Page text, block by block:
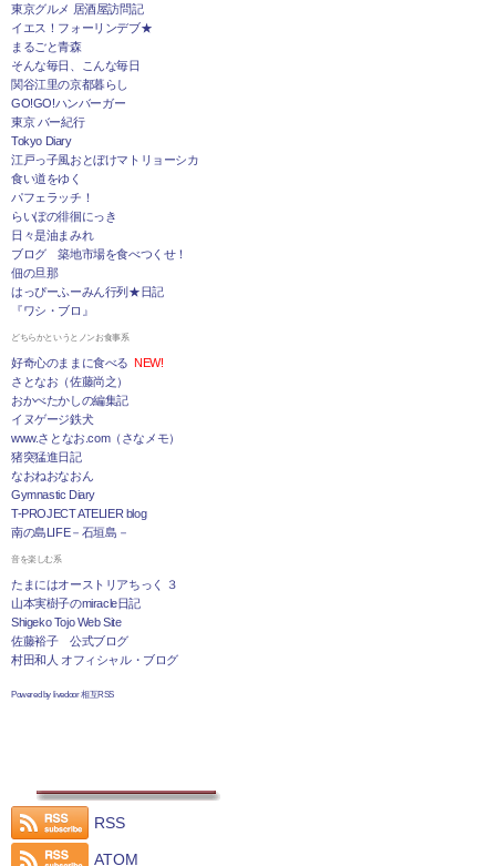
東京グルメ 居酒屋訪問記
イエス！フォーリンデブ★
まるごと青森
そんな毎日、こんな毎日
関谷江里の京都暮らし
GO!GO!ハンバーガー
東京 バー紀行
Tokyo Diary
江戸っ子風おとぼけマトリョーシカ
食い道をゆく
パフェラッチ！
らいぽの徘徊にっき
日々是油まみれ
ブログ 築地市場を食べつくせ！
佃の旦那
はっぴーふーみん行列★日記
『ワシ・ブロ』
どちらかというとノンお食事系
好奇心のままに食べる NEW!
さとなお（佐藤尚之）
おかべたかしの編集記
イヌゲージ鉄犬
www.さとなお.com（さなメモ）
猪突猛進日記
なおねおなおん
Gymnastic Diary
T-PROJECT ATELIER blog
南の島LIFE－石垣島－
音を楽しむ系
たまにはオーストリアちっく ３
山本実樹子のmiracle日記
Shigeko Tojo Web Site
佐藤裕子 公式ブログ
村田和人 オフィシャル・ブログ
Powered by livedoor 相互RSS
RSS
ATOM